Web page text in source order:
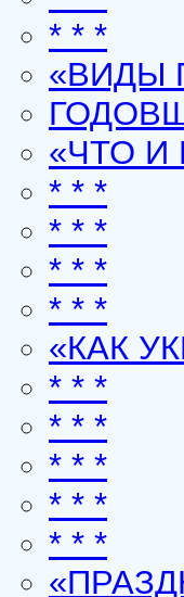
* * *
«ВИДЫ
«ЧТО И
* * *
* * *
* * *
* * *
«КАК
* * *
* * *
* * *
* * *
* * *